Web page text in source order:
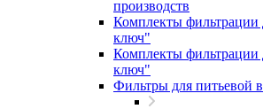
производств
Комплекты фильтрации
ключ"
Комплекты фильтрации
ключ"
Фильтры для питьевой